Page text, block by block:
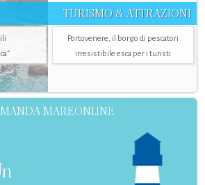
TURISMO & ATTRAZIONI
Portovenere, il borgo di pescatori
irresistibile esca per i turisti
MAREONLINE